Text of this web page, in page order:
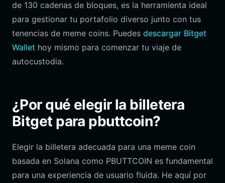
de 130 cadenas de bloques, es la herramienta ideal
para gestionar tu portafolio diverso junto con tus
tenencias de meme coins. Puedes descargar Bitget
Wallet hoy mismo para comenzar tu viaje de
autocustodia.
¿Por qué elegir la billetera
Bitget para pbuttcoin?
Elegir la billetera adecuada para una meme coin
basada en Solana como PBUTTCOIN es fundamental
para una experiencia de usuario fluida. He aquí por